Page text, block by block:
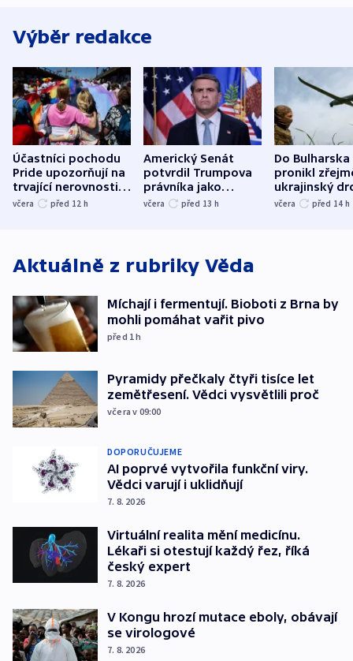
Výběr redakce
Účastníci pochodu
Pride upozorňují na
trvající nerovnosti i
společenskou
včera před 12 h
Americký Senát
potvrdil Trumpova
právníka jako
ministra
včera před 13 h
Do Bulharska
pronikl
ukrajinský
explodoval
včera před 14 h
Aktuálně z rubriky Věda
Míchají i fermentují. Bioboti z Brna by
mohli pomáhat vařit pivo
před 1h
Pyramidy přečkaly čtyři tisíce let
zemětřesení. Vědci vysvětlili proč
včera v 09:00
DOPORUČUJEME
AI poprvé vytvořila funkční viry.
Vědci varují i uklidňují
7. 8. 2026
Virtuální realita mění medicínu.
Lékaři si otestují každý řez, říká
český expert
7. 8. 2026
V Kongu hrozí mutace eboly, obávají
se virologové
7. 8. 2026